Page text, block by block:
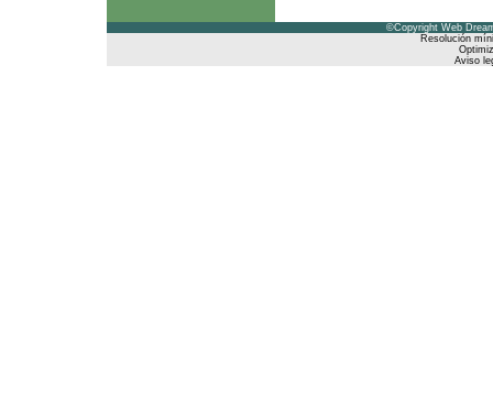
©Copyright Web
Resolución
Aviso